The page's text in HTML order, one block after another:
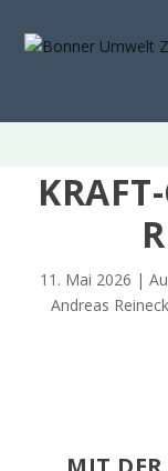
11. Mai 2026 |
Andreas